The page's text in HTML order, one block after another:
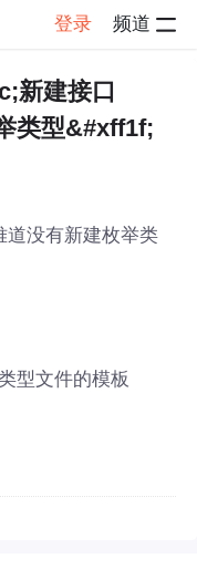
登录 频道
新建接口
类型&#xff1f;
没有新建枚举类
型文件的模板